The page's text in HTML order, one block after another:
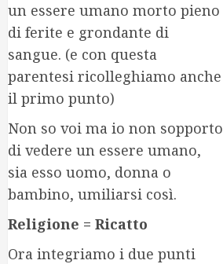
un essere umano morto pieno
di ferite e grondante di
sangue. (e con questa
parentesi ricolleghiamo anche
il primo punto)
Non so voi ma io non sopporto
di vedere un essere umano,
sia esso uomo, donna o
bambino, umiliarsi così.
Religione = Ricatto
Ora integriamo i due punti